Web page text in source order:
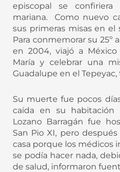
episcopal se
mariana. Como nuevo
sus primeras misas en el
Para conmemorar su 25º
en 2004, viajó a
María y celebrar una
Guadalupe en el
Su muerte fue pocos
caída en su habitación
Lozano Barragán fue
San Pio XI, pero
casa porque los médicos
se podía hacer nada,
de salud, informaron